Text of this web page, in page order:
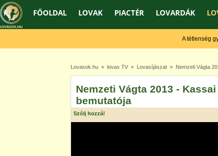
FŐOLDAL LOVAK PIACTÉR LOVARDÁK
A tétlenség
Lovasok.hu» lovas TV» Lovasíjászat» Nemzeti Vágta
Nemzeti Vágta 2013 -
bemutatója
Szólj hozzá!